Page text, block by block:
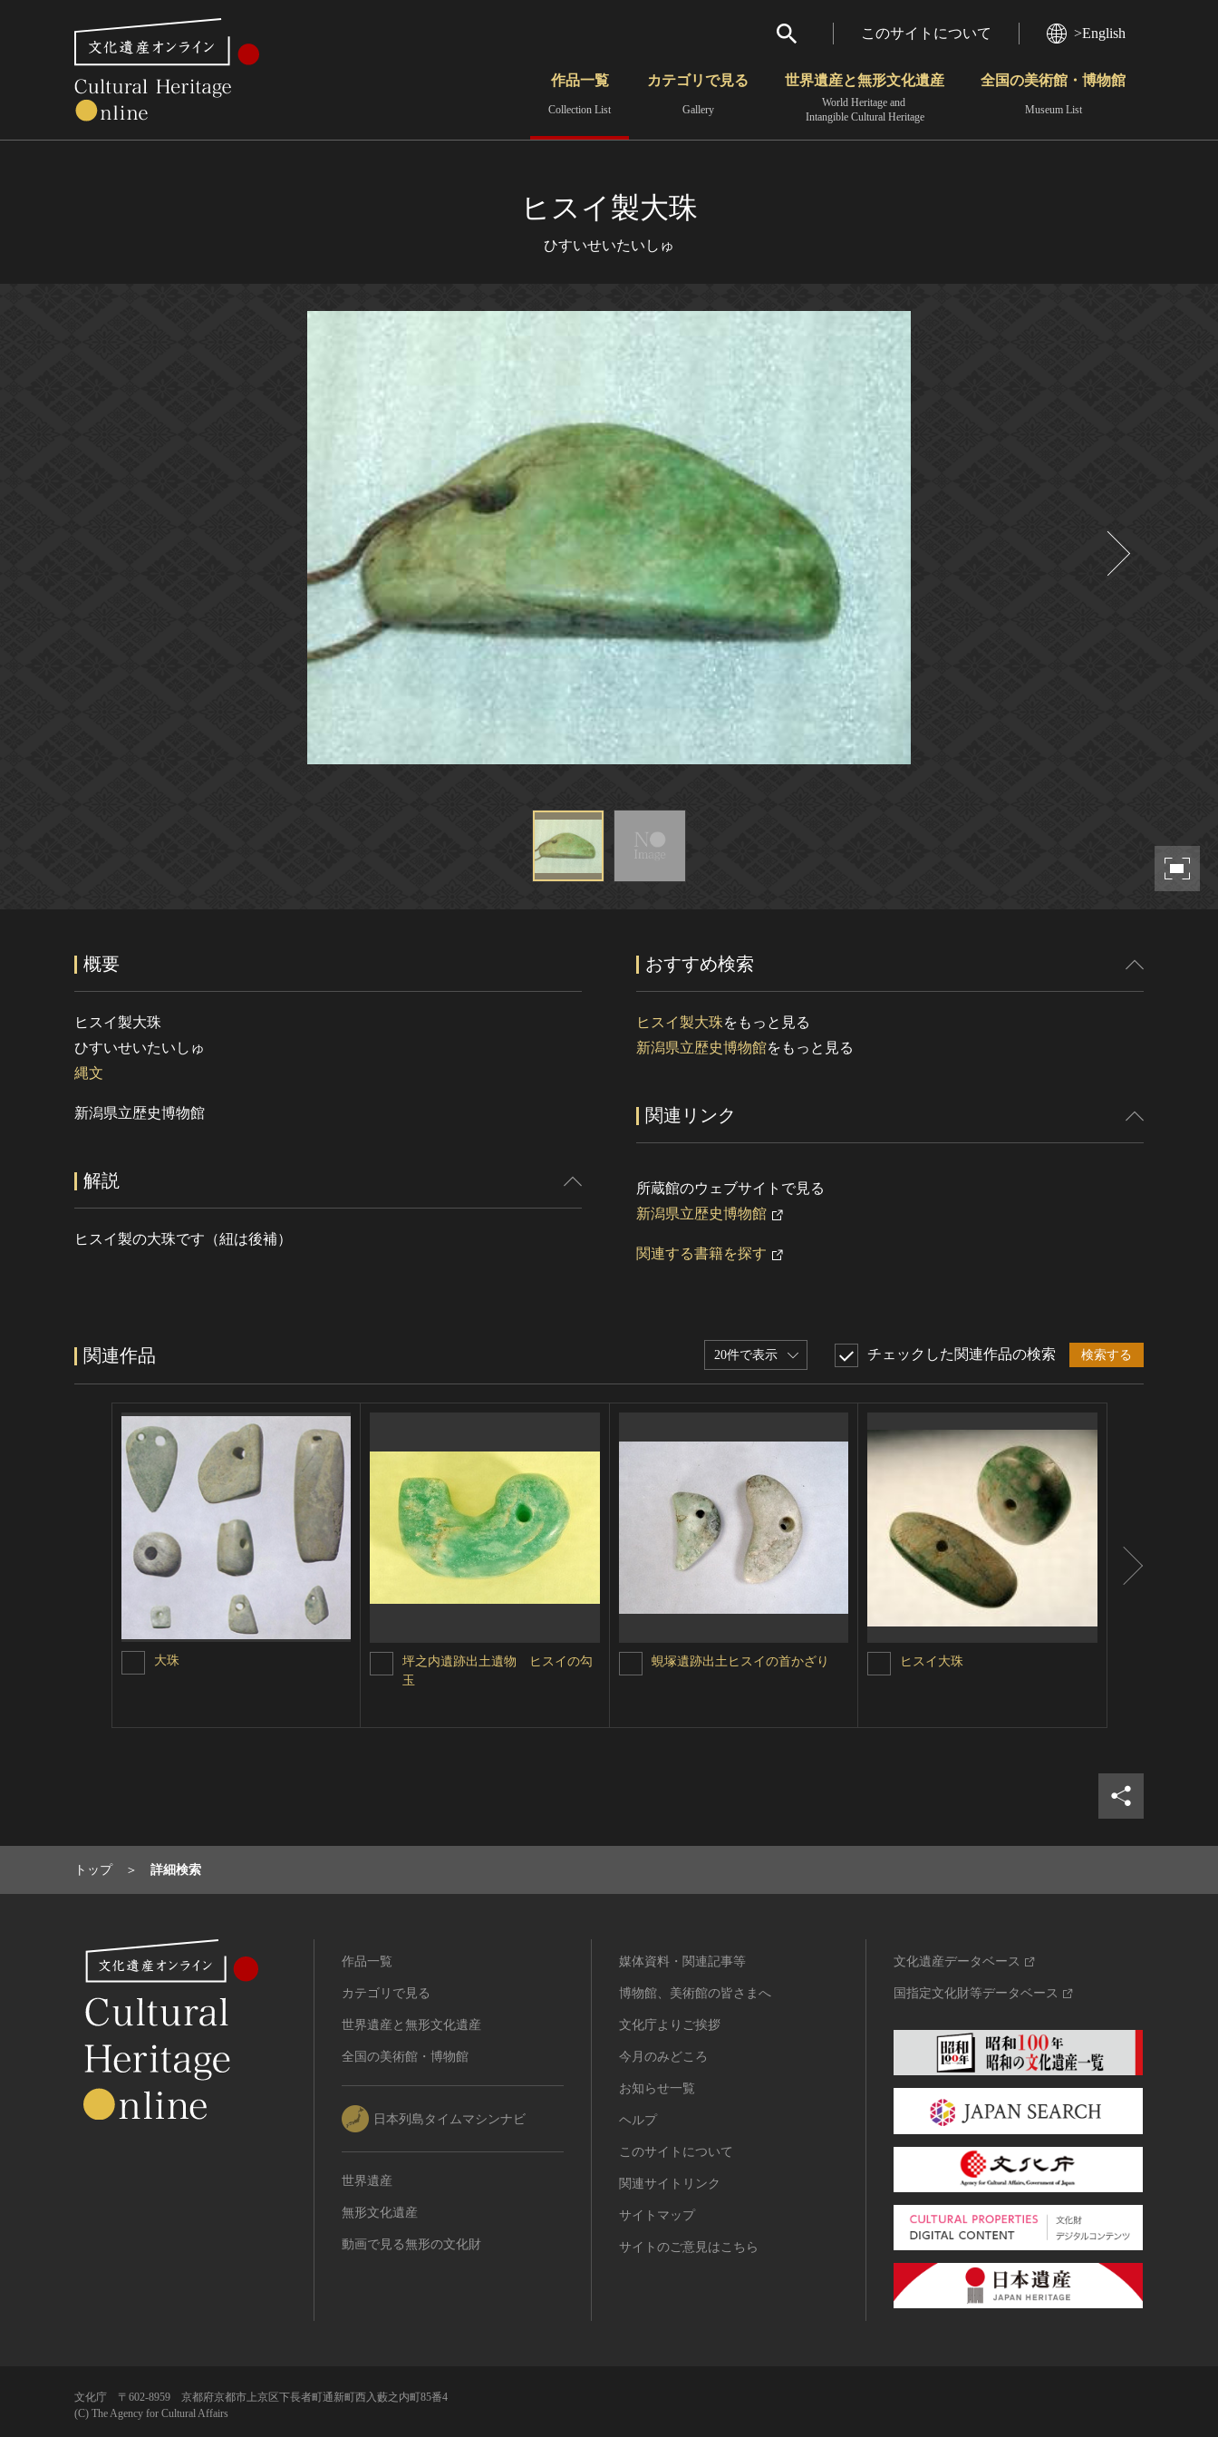
さらに詳細検索
このサイトについて >English
作品一覧
Collection List
カテゴリで見る
Gallery
世界遺産と無形文化遺産
World Heritage and
Intangible Cultural Heritage
全国の美術館・博物館
Museum List
ヒスイ製大珠
ひすいせいたいしゅ
概要
ヒスイ製大珠
ひすいせいたいしゅ
縄文
新潟県立歴史博物館
解説
ヒスイ製の大珠です（紐は後補）
おすすめ検索
ヒスイ製大珠をもっと見る
新潟県立歴史博物館をもっと見る
関連リンク
所蔵館のウェブサイトで見る
新潟県立歴史博物館
関連する書籍を探す
関連作品 20件で表示 チェックした関連作品の検索 検索する
大珠
坪之内遺跡出土遺物 ヒスイの勾
玉
蜆塚遺跡出土ヒスイの首かざり ヒスイ大珠
トップ 詳細検索
作品一覧
カテゴリで見る
世界遺産と無形文化遺産
全国の美術館・博物館
日本列島タイムマシンナビ
世界遺産
無形文化遺産
動画で見る無形の文化財
媒体資料・関連記事等
博物館、美術館の皆さまへ
文化庁よりご挨拶
今月のみどころ
お知らせ一覧
ヘルプ
このサイトについて
関連サイトリンク
サイトマップ
サイトのご意見はこちら
文化遺産データベース
国指定文化財等データベース
文化庁 〒602-8959 京都府京都市上京区下長者町通新町西入藪之内町85番4
(C) The Agency for Cultural Affairs